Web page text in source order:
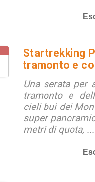
Startrekking
tramonto e
Una serata per
tramonto e
cieli bui dei
super
metri di quota, ...